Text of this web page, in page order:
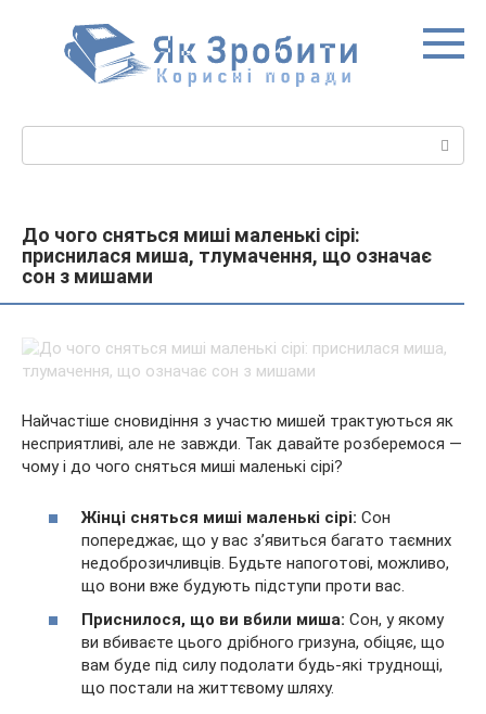
До чого сняться миші маленькі сірі:
приснилася миша, тлумачення, що означає
сон з мишами
Найчастіше сновидіння з участю мишей трактуються як
несприятливі, але не завжди. Так давайте розберемося —
чому і до чого сняться миші маленькі сірі?
Жінці сняться миші маленькі сірі: Сон
попереджає, що у вас з’явиться багато таємних
недоброзичливців. Будьте напоготові, можливо,
що вони вже будують підступи проти вас.
Приснилося, що ви вбили миша: Сон, у якому
ви вбиваєте цього дрібного гризуна, обіцяє, що
вам буде під силу подолати будь-які труднощі,
що постали на життєвому шляху.